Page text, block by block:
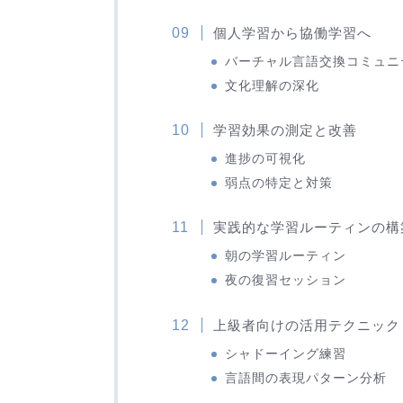
個人学習から協働学習へ
バーチャル言語交換コミュ
文化理解の深化
学習効果の測定と改善
進捗の可視化
弱点の特定と対策
実践的な学習ルーティンの構
朝の学習ルーティン
夜の復習セッション
上級者向けの活用テクニック
シャドーイング練習
言語間の表現パターン分析